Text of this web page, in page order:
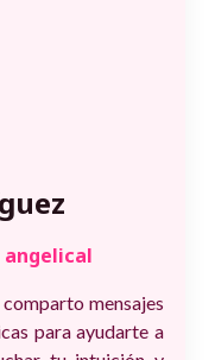
angelical
mensajes
para ayudarte a